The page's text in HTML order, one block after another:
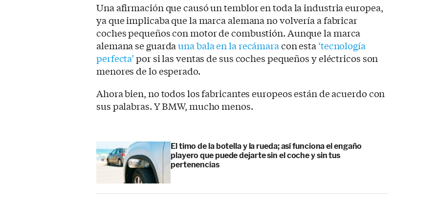
Una afirmación que causó un temblor en toda la industria europea,
ya que implicaba que la marca alemana no volvería a fabricar
coches pequeños con motor de combustión. Aunque la marca
alemana se guardauna bala en la recámaracon esta ‘tecnología
perfecta’por si las ventas de sus coches pequeños y eléctricos son
menores de lo esperado.
Ahora bien, no todos los fabricantes europeos están de acuerdo con
sus palabras. Y BMW, mucho menos.
El timo de la botella y la rueda; así funciona el engaño
playero que puede dejarte sin el coche y sin tus
pertenencias